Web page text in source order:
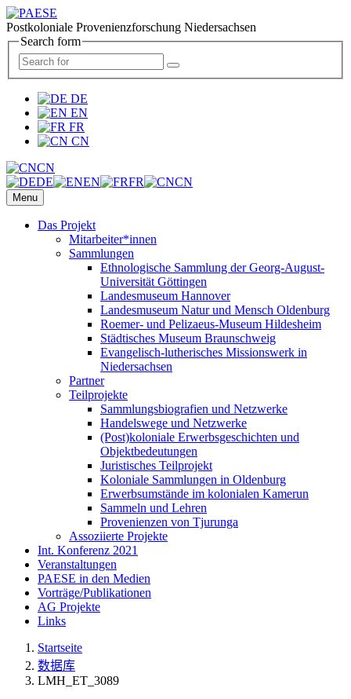
Postkoloniale Provenienzforschung Niedersachsen
Search form
DE
EN
FR
CN
CN
DE
EN FR CN
Menu
Das Projekt
Mitarbeiter*innen
Sammlungen
Ethnologische Sammlung der Georg-August-
Universität Göttingen
Landesmuseum Hannover
Landesmuseum Natur und Mensch Oldenburg
Roemer- und Pelizaeus-Museum Hildesheim
Städtisches Museum Braunschweig
Evangelisch-lutherisches Missionswerk in
Niedersachsen
Partner
Teilprojekte
Sammlungsbiografien und Netzwerke
Handelswege und Netzwerke
(Post)koloniale Erwerbsgeschichten und
Objektbedeutungen
Juristisches Teilprojekt
Koloniale Sammlungen in Oldenburg
Erwerbsumstände im kolonialen Kamerun
Sammeln und Lehren
Provenienzen von Tjurunga
Assoziierte Projekte
Int. Konferenz 2021
Veranstaltungen
PAESE in den Medien
Vorträge/Publikationen
AG Projekte
Links
Startseite
数据库
LMH_ET_3089